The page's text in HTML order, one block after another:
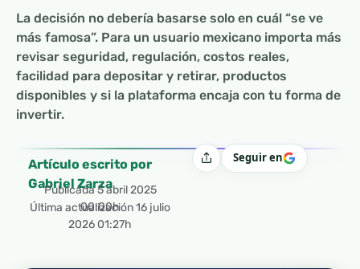
La decisión no debería basarse solo en cuál “se ve
más famosa”. Para un usuario mexicano importa más
revisar seguridad, regulación, costos reales,
facilidad para depositar y retirar, productos
disponibles y si la plataforma encaja con tu forma de
invertir.
Artículo escrito por
Gabriel Zarza
Publicada 5 abril 2025
00:00h
Última actualización 16 julio
2026 01:27h
CompartirSeguir en